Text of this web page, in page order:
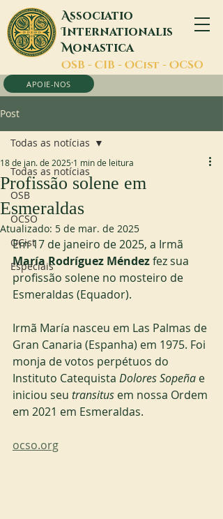
Associatio
Internationalis
Monastica
OSB - CIB - OCist - OCSO
APOIE-NOS
Post
Todas as notícias
OSB
OCSO
OCist
Especiais
Todas as notícias
Profissão solene em
Esmeraldas
18 de jan. de 2025 1 min de leitura
Atualizado: 5 de mar. de 2025
Em 17 de janeiro de 2025, a Irmã
María Rodríguez Méndez fez sua
profissão solene no mosteiro de
Esmeraldas (Equador).
Irmã María nasceu em Las Palmas de
Gran Canaria (Espanha) em 1975. Foi
monja de votos perpétuos do
Instituto Catequista Dolores Sopeña e
iniciou seu transitus em nossa Ordem
em 2021 em Esmeraldas.
ocso.org